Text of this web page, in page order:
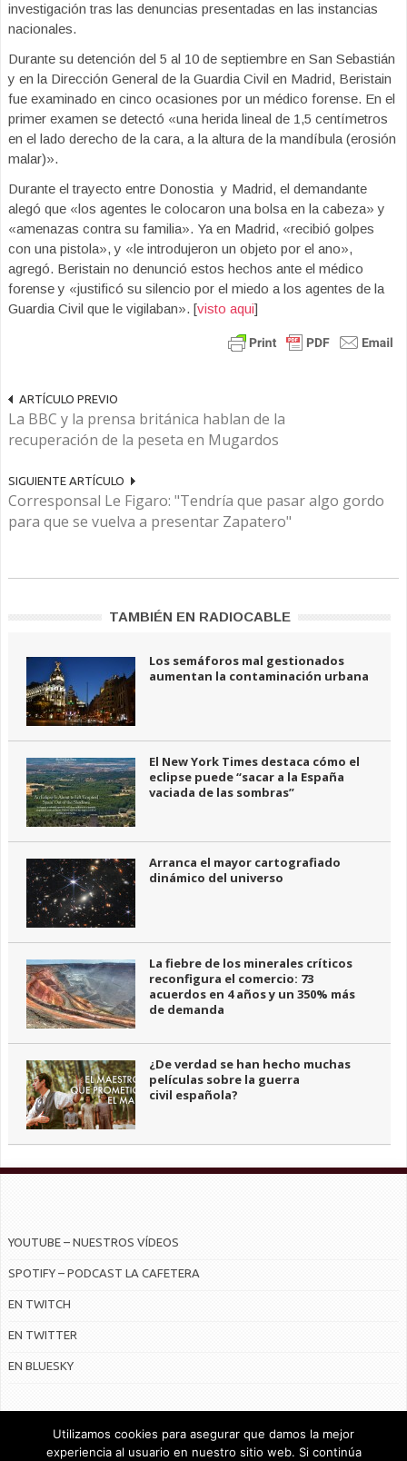
investigación tras las denuncias presentadas en las instancias
nacionales.
Durante su detención del 5 al 10 de septiembre en San Sebastián
y en la Dirección General de la Guardia Civil en Madrid, Beristain
fue examinado en cinco ocasiones por un médico forense. En el
primer examen se detectó «una herida lineal de 1,5 centímetros
en el lado derecho de la cara, a la altura de la mandíbula (erosión
malar)».
Durante el trayecto entre Donostia y Madrid, el demandante
alegó que «los agentes le colocaron una bolsa en la cabeza» y
«amenazas contra su familia». Ya en Madrid, «recibió golpes
con una pistola», y «le introdujeron un objeto por el ano»,
agregó. Beristain no denunció estos hechos ante el médico
forense y «justificó su silencio por el miedo a los agentes de la
Guardia Civil que le vigilaban». [visto aqui]
ARTÍCULO PREVIO
La BBC y la prensa británica hablan de la
recuperación de la peseta en Mugardos
SIGUIENTE ARTÍCULO
Corresponsal Le Figaro: "Tendría que pasar algo gordo
para que se vuelva a presentar Zapatero"
TAMBIÉN EN RADIOCABLE
Los semáforos mal gestionados
aumentan la contaminación urbana
El New York Times destaca cómo el
eclipse puede “sacar a la España
vaciada de las sombras”
Arranca el mayor cartografiado
dinámico del universo
La fiebre de los minerales críticos
reconfigura el comercio: 73
acuerdos en 4 años y un 350% más
de demanda
¿De verdad se han hecho muchas
películas sobre la guerra
civil española?
YOUTUBE – NUESTROS VÍDEOS
SPOTIFY – PODCAST LA CAFETERA
EN TWITCH
EN TWITTER
EN BLUESKY
Utilizamos cookies para asegurar que damos la mejor
experiencia al usuario en nuestro sitio web. Si continúa